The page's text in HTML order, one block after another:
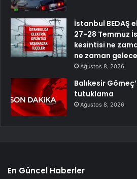
İstanbul BEDAŞ
27-28 Temmuz
kesintisi ne
ne zaman
Ağustos 8, 2026
Balıkesir
tutuklama
Ağustos 8, 2026
En Güncel Haberler